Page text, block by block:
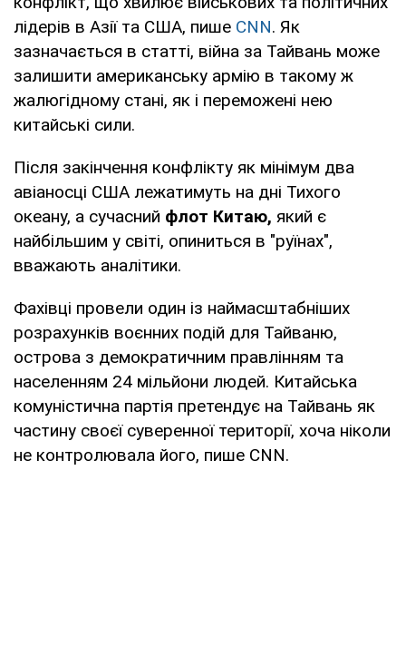
лідерів в Азії та США, пише CNN. Як
зазначається в статті, війна за Тайвань може
залишити американську армію в такому ж
жалюгідному стані, як і переможені нею
китайські сили.
Після закінчення конфлікту як мінімум два
авіаносці США лежатимуть на дні Тихого
океану, а сучасний флот Китаю, який є
найбільшим у світі, опиниться в "руїнах",
вважають аналітики.
Фахівці провели один із наймасштабніших
розрахунків воєнних подій для Тайваню,
острова з демократичним правлінням та
населенням 24 мільйони людей. Китайська
комуністична партія претендує на Тайвань як
частину своєї суверенної території, хоча ніколи
не контролювала його, пише CNN.